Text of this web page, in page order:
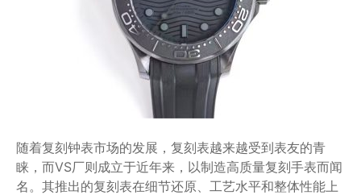
随着复刻钟表市场的发展，复刻表越来越受到表友的青
睐，而VS厂则成立于近年来，以制造高质量复刻手表而闻
名。其推出的复刻表在细节还原、工艺水平和整体性能上